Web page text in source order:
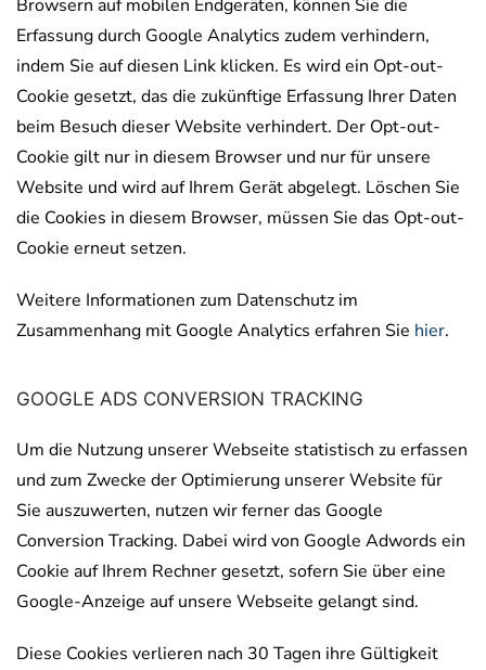
Browsern auf mobilen Endgeräten, können Sie die
Erfassung durch Google Analytics zudem verhindern,
indem Sie auf diesen Link klicken. Es wird ein Opt-out-
Cookie gesetzt, das die zukünftige Erfassung Ihrer Daten
beim Besuch dieser Website verhindert. Der Opt-out-
Cookie gilt nur in diesem Browser und nur für unsere
Website und wird auf Ihrem Gerät abgelegt. Löschen Sie
die Cookies in diesem Browser, müssen Sie das Opt-out-
Cookie erneut setzen.
Weitere Informationen zum Datenschutz im
Zusammenhang mit Google Analytics erfahren Sie hier.
GOOGLE ADS CONVERSION TRACKING
Um die Nutzung unserer Webseite statistisch zu erfassen
und zum Zwecke der Optimierung unserer Website für
Sie auszuwerten, nutzen wir ferner das Google
Conversion Tracking. Dabei wird von Google Adwords ein
Cookie auf Ihrem Rechner gesetzt, sofern Sie über eine
Google-Anzeige auf unsere Webseite gelangt sind.
Diese Cookies verlieren nach 30 Tagen ihre Gültigkeit